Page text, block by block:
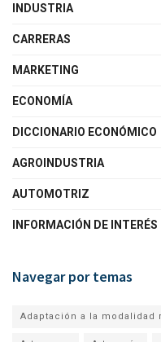
INDUSTRIA
CARRERAS
MARKETING
ECONOMÍA
DICCIONARIO ECONÓMICO
AGROINDUSTRIA
AUTOMOTRIZ
INFORMACIÓN DE INTERÉS
Navegar por temas
Adaptación a la modalidad